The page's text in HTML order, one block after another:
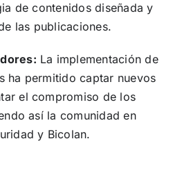
de contenidos diseñada y
las publicaciones.
La implementación de
ha permitido captar nuevos
el compromiso de los
así la comunidad en
y Bicolan.